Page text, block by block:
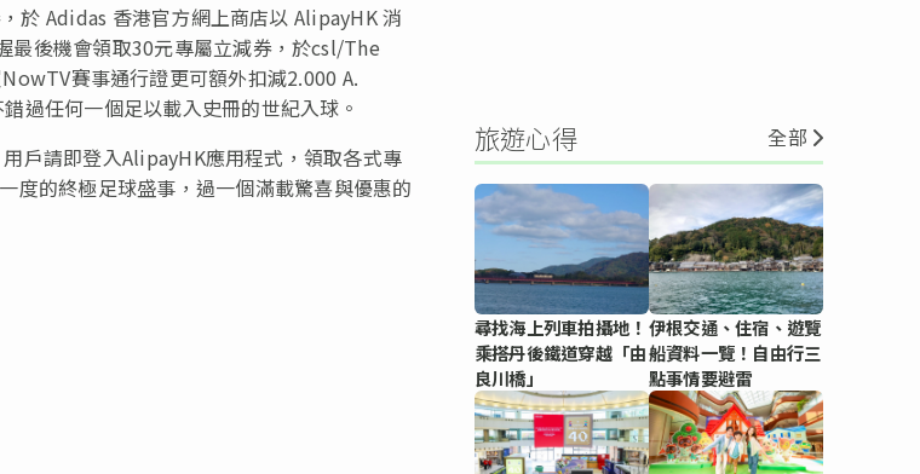
於 Adidas 香港官方網上商店以 AlipayHK 消
最後機會領取30元專屬立減券，於csl/The
賽事通行證更可額外扣減2.000 A.
過任何一個足以載入史冊的世紀入球。
戶請即登入AlipayHK應用程式，領取各式專
度的終極足球盛事，過一個滿載驚喜與優惠的
旅遊心得 全部
尋找海上列車拍攝地！
乘搭丹後鐵道穿越「由
良川橋」
伊根交通、住宿、遊覽
船資料一覽！自由行三
點事情要避雷